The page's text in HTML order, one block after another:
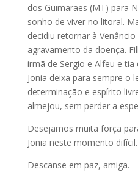
dos Guimarães (MT) para
sonho de viver no litoral.
decidiu retornar à
agravamento da doença.
irmã de Sergio e Alfeu e tia
Jonia deixa para sempre o
determinação e espírito
almejou, sem perder a
Desejamos muita força
Jonia neste momento difícil.
Descanse em paz, amiga.